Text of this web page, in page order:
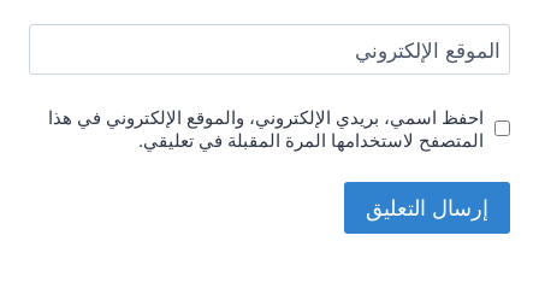
الموقع الإلكتروني
احفظ اسمي، بريدي الإلكتروني، والموقع الإلكتروني في هذا
المتصفح لاستخدامها المرة المقبلة في تعليقي.